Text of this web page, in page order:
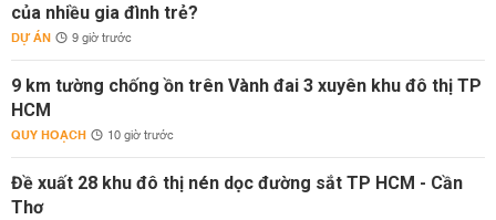
của nhiều gia đình trẻ?
DỰ ÁN 9 giờ trước
9 km tường chống ồn trên Vành đai 3 xuyên khu đô thị TP
HCM
QUY HOẠCH 10 giờ trước
Đề xuất 28 khu đô thị nén dọc đường sắt TP HCM - Cần
Thơ